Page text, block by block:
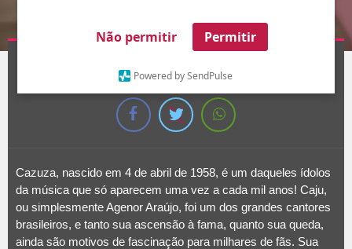
Não permitir Permitir
Powered by SendPulse
Divulgação
1/11
Cazuza, nascido em 4 de abril de 1958, é um daqueles ídolos
da música que só aparecem uma vez a cada mil anos! Caju,
ou simplesmente Agenor Araújo, foi um dos grandes cantores
brasileiros, e tanto sua ascensão à fama, quanto sua queda,
ainda são motivos de fascinação para milhares de fãs. Sua